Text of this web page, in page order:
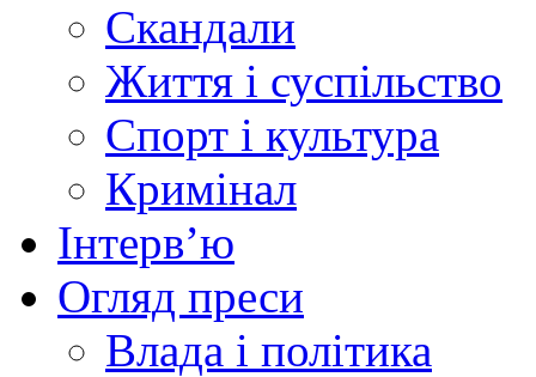
Скандали
Життя і суспільство
Спорт і культура
Кримінал
Інтерв’ю
Огляд преси
Влада і політика